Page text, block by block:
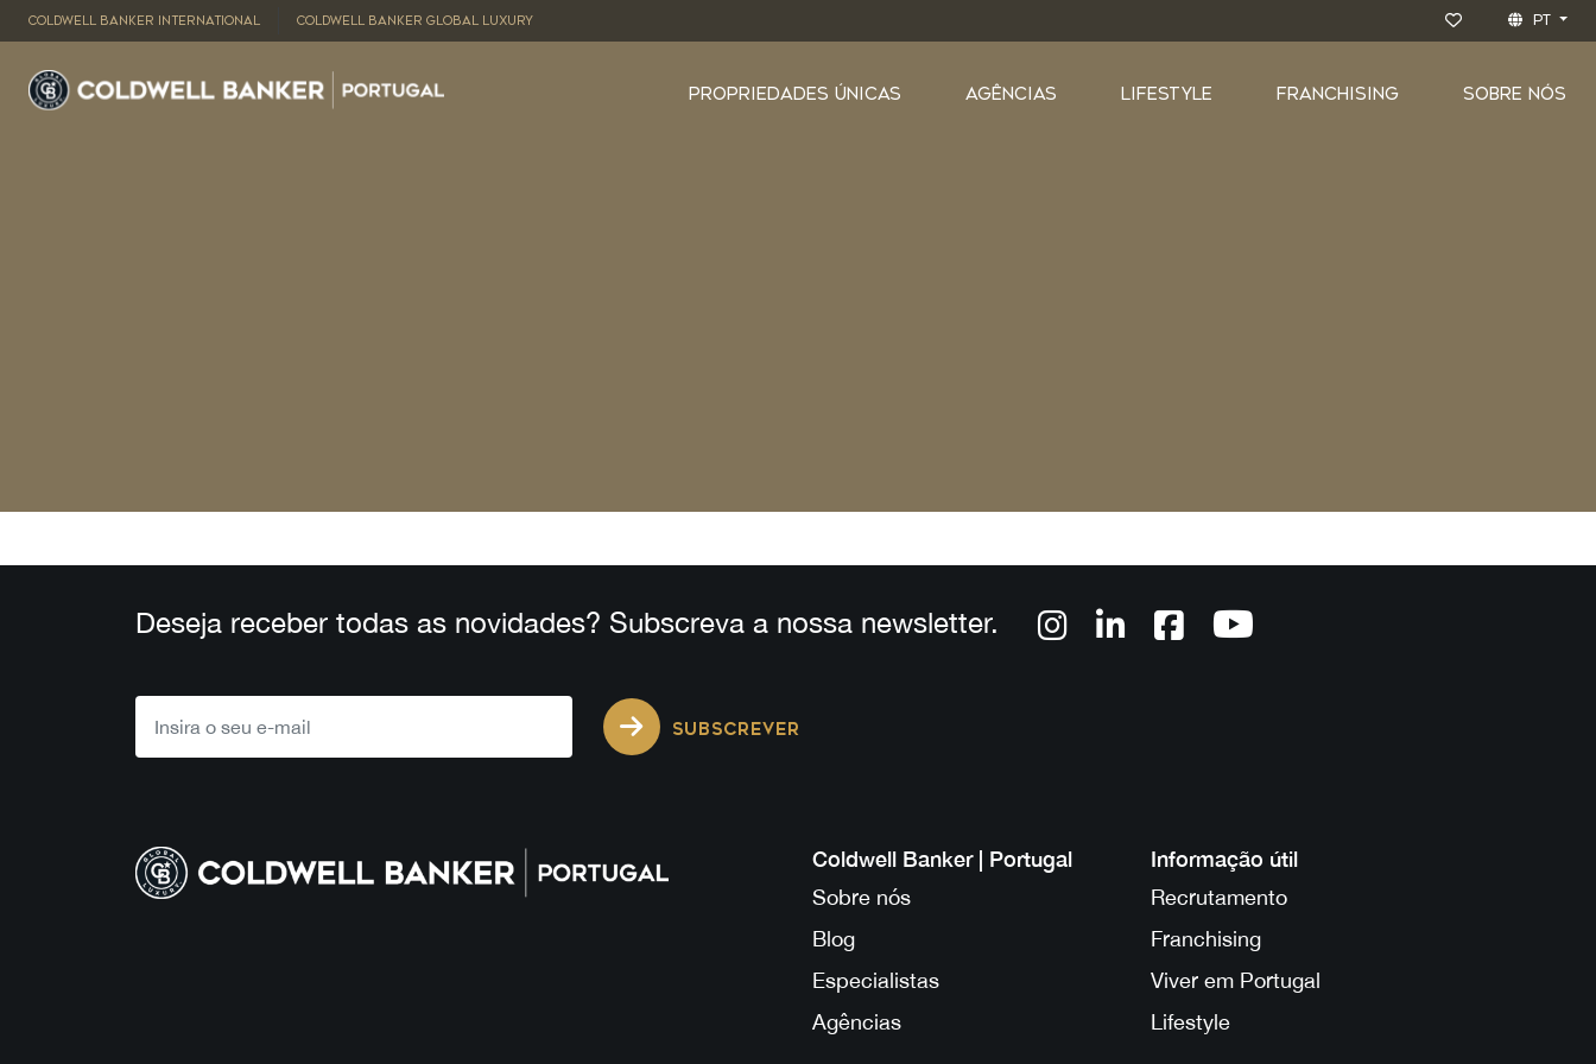
COLDWELL BANKER INTERNATIONAL COLDWELL BANKER GLOBAL LUXURY PT
PROPRIEDADES ÚNICAS AGÊNCIAS LIFESTYLE FRANCHISING SOBRE NÓS
Deseja receber todas as novidades? Subscreva a nossa newsletter.
SUBSCREVER
Coldwell Banker | Portugal
Sobre nós
Blog
Especialistas
Agências
Informação útil
Recrutamento
Franchising
Viver em Portugal
Lifestyle